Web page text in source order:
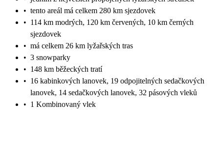
• tento areál má celkem 280 km sjezdovek
• 114 km modrých, 120 km červených, 10 km černých
sjezdovek
• má celkem 26 km lyžařských tras
• 3 snowparky
• 148 km běžeckých tratí
• 16 kabinkových lanovek, 19 odpojitelných sedačkových
lanovek, 14 sedačkových lanovek, 32 pásových vleků
• 1 Kombinovaný vlek